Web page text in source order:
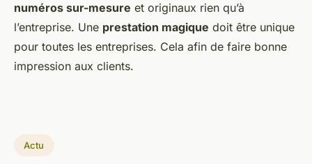
numéros sur-mesure et originaux rien qu’à
l’entreprise. Une prestation magique doit être unique
pour toutes les entreprises. Cela afin de faire bonne
impression aux clients.
Actu